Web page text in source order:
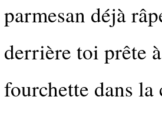
parmesan déjà
derrière toi prête
fourchette dans